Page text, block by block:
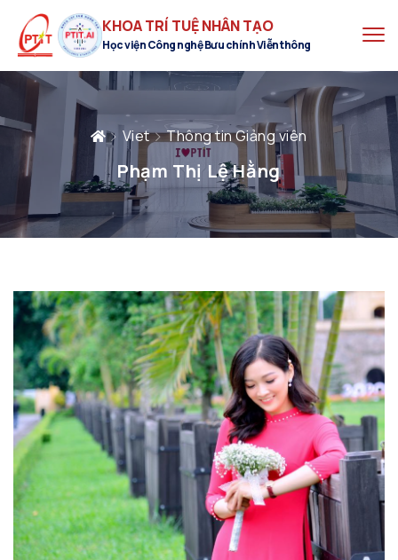
KHOA TRÍ TUỆ NHÂN TẠO
Học viện Công nghệ Bưu chính Viễn thông
Viet Thông tin Giảng viên
Phạm Thị Lệ Hằng